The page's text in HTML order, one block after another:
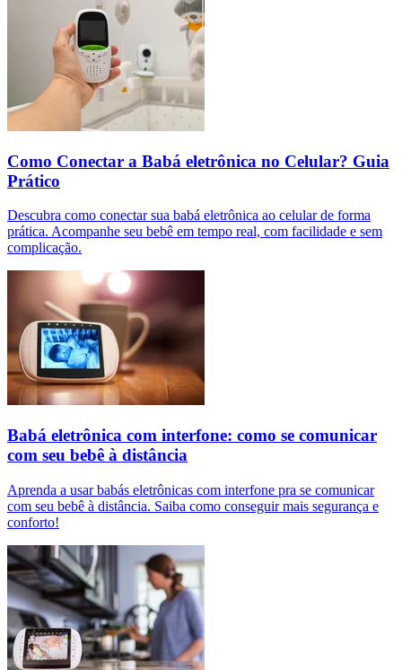
Como Conectar a Babá eletrônica no Celular? Guia
Prático
Descubra como conectar sua babá eletrônica ao celular de forma
prática. Acompanhe seu bebê em tempo real, com facilidade e sem
complicação.
Babá eletrônica com interfone: como se comunicar
com seu bebê à distância
Aprenda a usar babás eletrônicas com interfone pra se comunicar
com seu bebê à distância. Saiba como conseguir mais segurança e
conforto!